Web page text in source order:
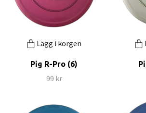
Lägg i korgen
Pig R-Pro (6)
99 kr